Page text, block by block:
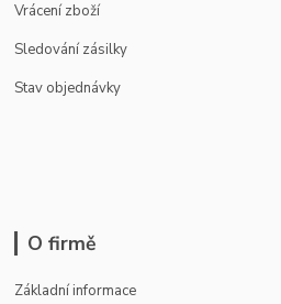
Vrácení zboží
Sledování zásilky
Stav objednávky
O firmě
Základní informace